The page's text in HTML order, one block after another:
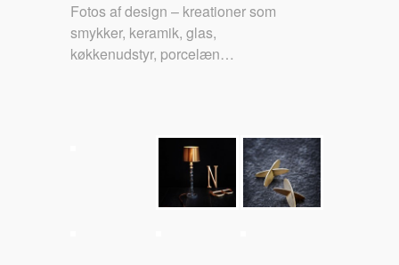
Fotos af design – kreationer som
smykker, keramik, glas,
køkkenudstyr, porcelæn…